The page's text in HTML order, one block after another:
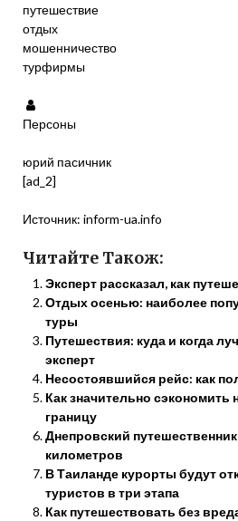
путешествие
отдых
мошенничество
турфирмы
Персоны
юрий пасичник
[ad_2]
Источник: inform-ua.info
Читайте Також:
Эксперт рассказал, как
Отдых осенью: наиболее
туры
Путешествия: куда и когда
эксперт
Несостоявшийся рейс: как
Как значительно сэкономить
границу
Днепровский
километров
В Таиланде курорты будут
туристов в три этапа
Как путешествовать без